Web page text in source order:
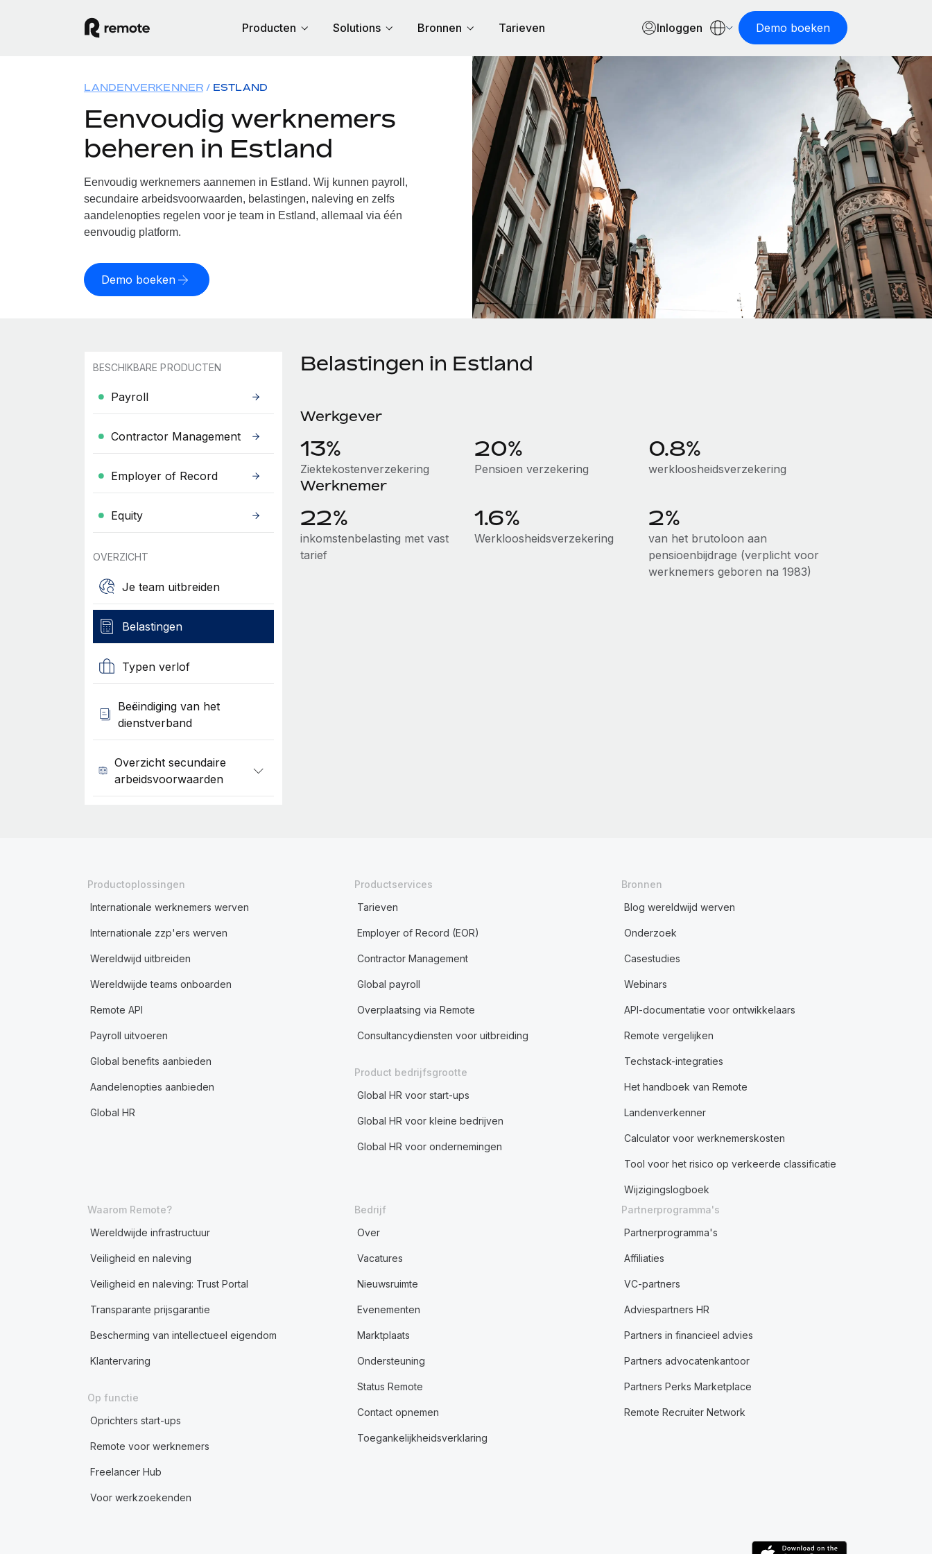
Producten Solutions Bronnen Tarieven Inloggen Demo boeken
LANDENVERKENNER ESTLAND
Eenvoudig werknemers
beheren in Estland
Eenvoudig werknemers aannemen in Estland. Wij kunnen payroll,
secundaire arbeidsvoorwaarden, belastingen, naleving en zelfs
aandelenopties regelen voor je team in Estland, allemaal via één
eenvoudig platform.
Demo boeken
BESCHIKBARE PRODUCTEN
Payroll
Contractor Management
Employer of Record
Equity
OVERZICHT
Je team uitbreiden
Belastingen
Typen verlof
Beëindiging van het
dienstverband
Overzicht secundaire
arbeidsvoorwaarden
Belastingen in Estland
Werkgever
13%
Ziektekostenverzekering
20%
Pensioen verzekering
0.8%
werkloosheidsverzekering
Werknemer
22%
inkomstenbelasting met vast
tarief
1.6%
Werkloosheidsverzekering
2%
van het brutoloon aan
pensioenbijdrage (verplicht voor
werknemers geboren na 1983)
Productoplossingen
Internationale werknemers werven
Internationale zzp'ers werven
Wereldwijd uitbreiden
Wereldwijde teams onboarden
Remote API
Payroll uitvoeren
Global benefits aanbieden
Aandelenopties aanbieden
Global HR
Productservices
Tarieven
Employer of Record (EOR)
Contractor Management
Global payroll
Overplaatsing via Remote
Consultancydiensten voor uitbreiding
Product bedrijfsgrootte
Global HR voor start-ups
Global HR voor kleine bedrijven
Global HR voor ondernemingen
Bronnen
Blog wereldwijd werven
Onderzoek
Casestudies
Webinars
API-documentatie voor ontwikkelaars
Remote vergelijken
Techstack-integraties
Het handboek van Remote
Landenverkenner
Calculator voor werknemerskosten
Tool voor het risico op verkeerde classificatie
Wijzigingslogboek
Waarom Remote?
Wereldwijde infrastructuur
Veiligheid en naleving
Veiligheid en naleving: Trust Portal
Transparante prijsgarantie
Bescherming van intellectueel eigendom
Klantervaring
Op functie
Oprichters start-ups
Remote voor werknemers
Freelancer Hub
Voor werkzoekenden
Bedrijf
Over
Vacatures
Nieuwsruimte
Evenementen
Marktplaats
Ondersteuning
Status Remote
Contact opnemen
Toegankelijkheidsverklaring
Partnerprogramma's
Partnerprogramma's
Affiliaties
VC-partners
Adviespartners HR
Partners in financieel advies
Partners advocatenkantoor
Partners Perks Marketplace
Remote Recruiter Network